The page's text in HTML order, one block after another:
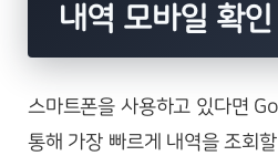
내역 모바일 확
스마트폰을 사용하고 있다면
통해 가장 빠르게 내역을 조회